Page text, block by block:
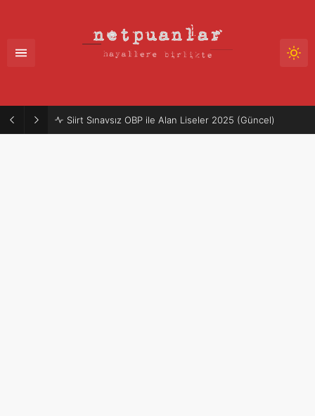
Siirt Sınavsız OBP ile Alan Liseler 2025 (Güncel)